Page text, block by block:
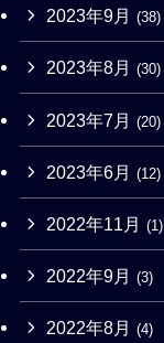
2023年9月 (38)
2023年8月 (30)
2023年7月 (20)
2023年6月 (12)
2022年11月 (1)
2022年9月 (3)
2022年8月 (4)